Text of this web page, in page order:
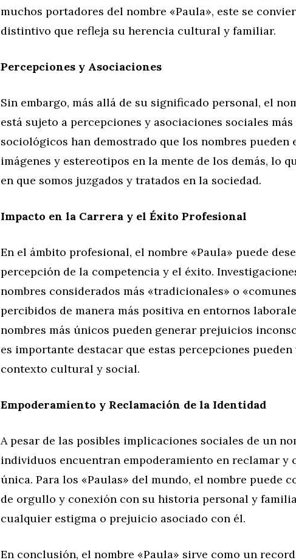
muchos portadores del nombre «Paula», este se
distintivo que refleja su herencia cultural y familiar.
Percepciones y Asociaciones
Sin embargo, más allá de su significado personal, el
está sujeto a percepciones y asociaciones sociales
sociológicos han demostrado que los nombres pueden
imágenes y estereotipos en la mente de los demás, lo
en que somos juzgados y tratados en la sociedad.
Impacto en la Carrera y el Éxito Profesional
En el ámbito profesional, el nombre «Paula» puede
percepción de la competencia y el éxito.
nombres considerados más «tradicionales» o
percibidos de manera más positiva en entornos
nombres más únicos pueden generar prejuicios
es importante destacar que estas percepciones
contexto cultural y social.
Empoderamiento y Reclamación de la Identidad
A pesar de las posibles implicaciones sociales de un
individuos encuentran empoderamiento en reclamar y
única. Para los «Paulas» del mundo, el nombre puede
de orgullo y conexión con su historia personal y
cualquier estigma o prejuicio asociado con él.
En conclusión, el nombre «Paula» sirve como un